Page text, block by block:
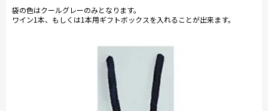
袋の色はクールグレーのみとなります。
ワイン1本、もしくは1本用ギフトボックスを入れることが出来ます。